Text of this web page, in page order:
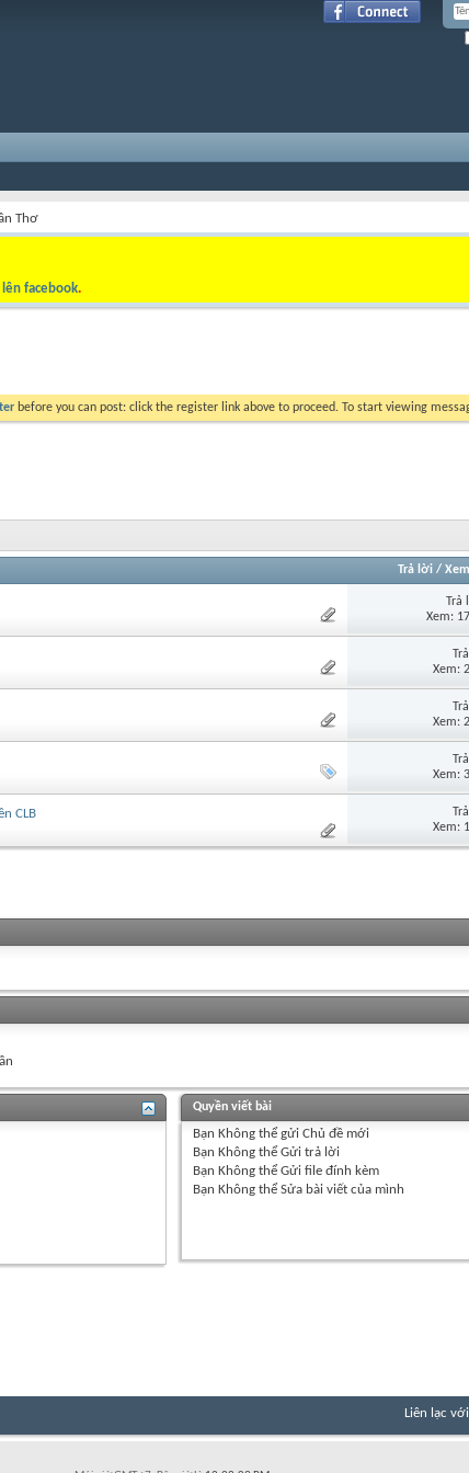
Thơ
facebook.
before you can post: click the register link above to proceed. To start viewing
Trả lời/ Xem
Trả
Xem:
Xem:
Xem:
Xem:
CLB
Xem:
Quyền viết bài
Bạn Không thểgửi Chủ đề mới
Bạn Không thểGửi trả lời
Bạn Không thểGửi file đính kèm
Bạn Không thểSửa bài viết của mình
Liên lạc